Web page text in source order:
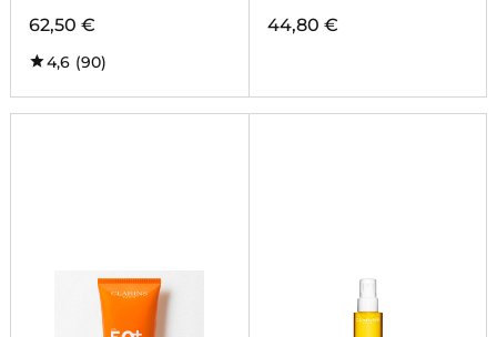
62,50 €
4,6 (90)
44,80 €